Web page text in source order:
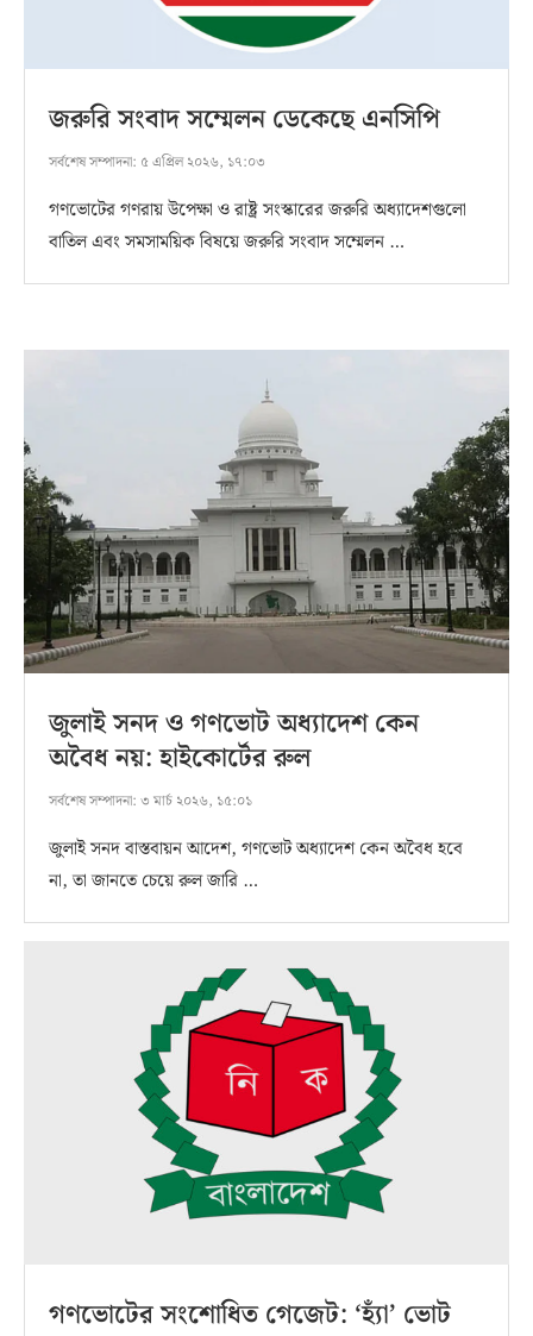
জরুরি সংবাদ সম্মেলন ডেকেছে এনসিপি
সর্বশেষ সম্পাদনা: ৫ এপ্রিল ২০২৬, ১৭:০৩
গণভোটের গণরায় উপেক্ষা ও রাষ্ট্র সংস্কারের জরুরি অধ্যাদেশগুলো
বাতিল এবং সমসাময়িক বিষয়ে জরুরি সংবাদ সম্মেলন …
জুলাই সনদ ও গণভোট অধ্যাদেশ কেন
অবৈধ নয়: হাইকোর্টের রুল
সর্বশেষ সম্পাদনা: ৩ মার্চ ২০২৬, ১৫:০১
জুলাই সনদ বাস্তবায়ন আদেশ, গণভোট অধ্যাদেশ কেন অবৈধ হবে
না, তা জানতে চেয়ে রুল জারি …
গণভোটের সংশোধিত গেজেট: ‘হ্যাঁ’ ভোট